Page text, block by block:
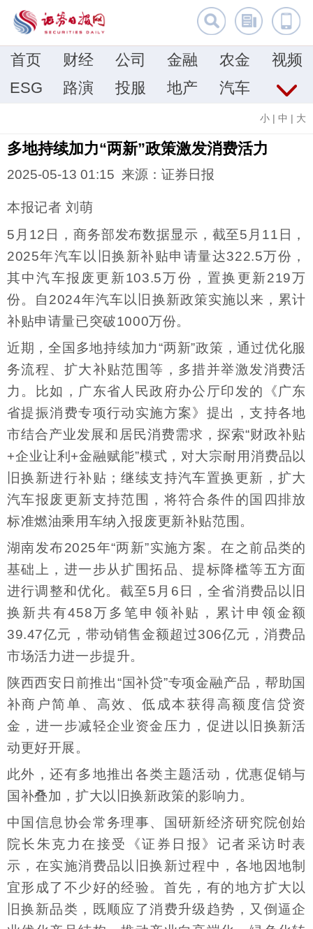
首页 财经 公司 金融 农金
视频
ESG
路演 投服 地产 汽车
小 | 中 | 大
多地持续加力“两新”政策激发消费活力
2025-05-13 01:15 来源：证券日报
本报记者 刘萌
5月12日，商务部发布数据显示，截至5月11日，
2025年汽车以旧换新补贴申请量达322.5万份，
其中汽车报废更新103.5万份，置换更新219万
份。自2024年汽车以旧换新政策实施以来，累计
补贴申请量已突破1000万份。
近期，全国多地持续加力“两新”政策，通过优化服
务流程、扩大补贴范围等，多措并举激发消费活
力。比如，广东省人民政府办公厅印发的《广东
省提振消费专项行动实施方案》提出，支持各地
市结合产业发展和居民消费需求，探索“财政补贴
+企业让利+金融赋能”模式，对大宗耐用消费品以
旧换新进行补贴；继续支持汽车置换更新，扩大
汽车报废更新支持范围，将符合条件的国四排放
标准燃油乘用车纳入报废更新补贴范围。
湖南发布2025年“两新”实施方案。在之前品类的
基础上，进一步从扩围拓品、提标降槛等五方面
进行调整和优化。截至5月6日，全省消费品以旧
换新共有458万多笔申领补贴，累计申领金额
39.47亿元，带动销售金额超过306亿元，消费品
市场活力进一步提升。
陕西西安日前推出“国补贷”专项金融产品，帮助国
补商户简单、高效、低成本获得高额度信贷资
金，进一步减轻企业资金压力，促进以旧换新活
动更好开展。
此外，还有多地推出各类主题活动，优惠促销与
国补叠加，扩大以旧换新政策的影响力。
中国信息协会常务理事、国研新经济研究院创始
院长朱克力在接受《证券日报》记者采访时表
示，在实施消费品以旧换新过程中，各地因地制
宜形成了不少好的经验。首先，有的地方扩大以
旧换新品类，既顺应了消费升级趋势，又倒逼企